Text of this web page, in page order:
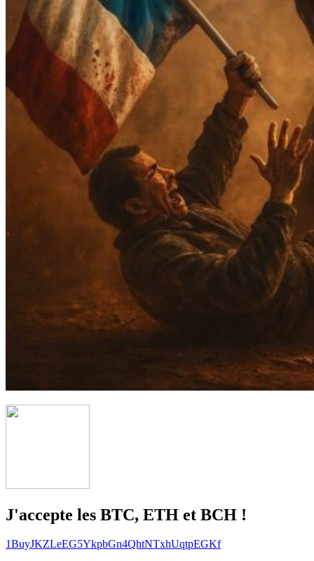
J'accepte les BTC, ETH et BCH !
1BuyJKZLeEG5YkpbGn4QhtNTxhUqtpEGKf